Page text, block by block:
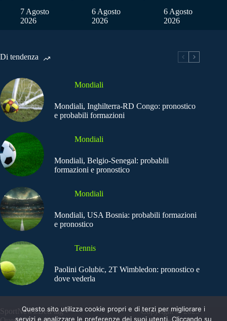
7 Agosto
2026
6 Agosto
2026
6 Agosto
2026
Di tendenza
Mondiali
Mondiali, Inghilterra-RD Congo: pronostico
e probabili formazioni
Mondiali
Mondiali, Belgio-Senegal: probabili
formazioni e pronostico
Mondiali
Mondiali, USA Bosnia: probabili formazioni
e pronostico
Tennis
Paolini Golubic, 2T Wimbledon: pronostico e
dove vederla
SportNews.BetFlag -
Copyright © 2025
Questo sito utilizza cookie propri e di terzi per migliorare i
servizi e analizzare le preferenze dei suoi utenti. Cliccando su